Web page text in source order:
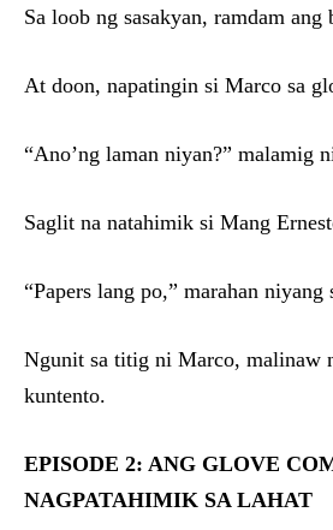
Sa loob ng sasakyan, ramdam ang
At doon, napatingin si Marco sa
“Ano’ng laman niyan?” malamig
Saglit na natahimik si Mang
“Papers lang po,” marahan niyang
Ngunit sa titig ni Marco, malinaw
kuntento.
EPISODE 2: ANG GLOVE
NAGPATAHIMIK SA LAHAT